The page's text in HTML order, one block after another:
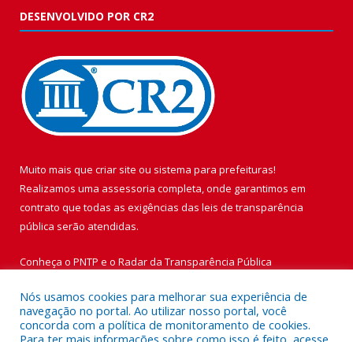
DESENVOLVIDO POR CR2
Muito mais que criar site ou sistema para prefeituras!
Realizamos uma assessoria completa, onde garantimos em
contrato que todas as exigências das leis de transparência
pública serão atendidas.
Conheça o PNTP e o Radar da Transparência Pública
Nós usamos cookies para melhorar sua experiência de
navegação no portal. Ao utilizar nosso portal, você
concorda com a política de monitoramento de cookies.
Para ter mais informações sobre como isso é feito, acesse